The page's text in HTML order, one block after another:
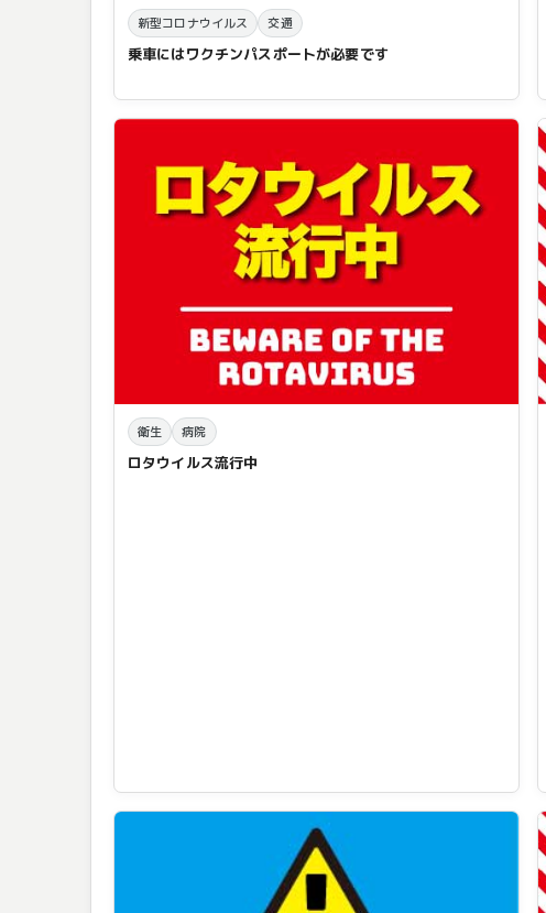
新型コロナウイルス 交通
乗車にはワクチンパスポートが必要です
衛生 病院
ロタウイルス流行中